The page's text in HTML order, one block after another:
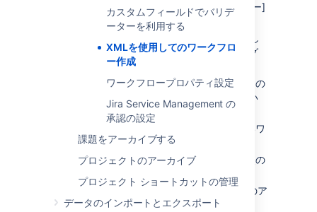
カスタムフィールドでバリデ
ーターを利用する
XMLを使用してのワークフロ
ー作成
ワークフロープロパティ設定
Jira Service Management の
承認の設定
課題をアーカイブする
プロジェクトのアーカイブ
プロジェクト ショートカットの管理
データのインポートとエクスポート
のワークフローを表示する [ワークフロー]
ページを開きます。
ボタンをクリックし
てワークフローのインポート ダイアログ
ボックスを開きます。
名前フィールドで、新しいワークフローの
名前を入力して (通常、2 ～ 3 語) 新しい
ワークフローを識別します。
説明フィールドで、新しいワ
ークフローの詳細な説明を入力します。
ワークフローの定義オプションでは、次の
XML ワークフロー定義ファイルのア
ップロード — これを実行するに